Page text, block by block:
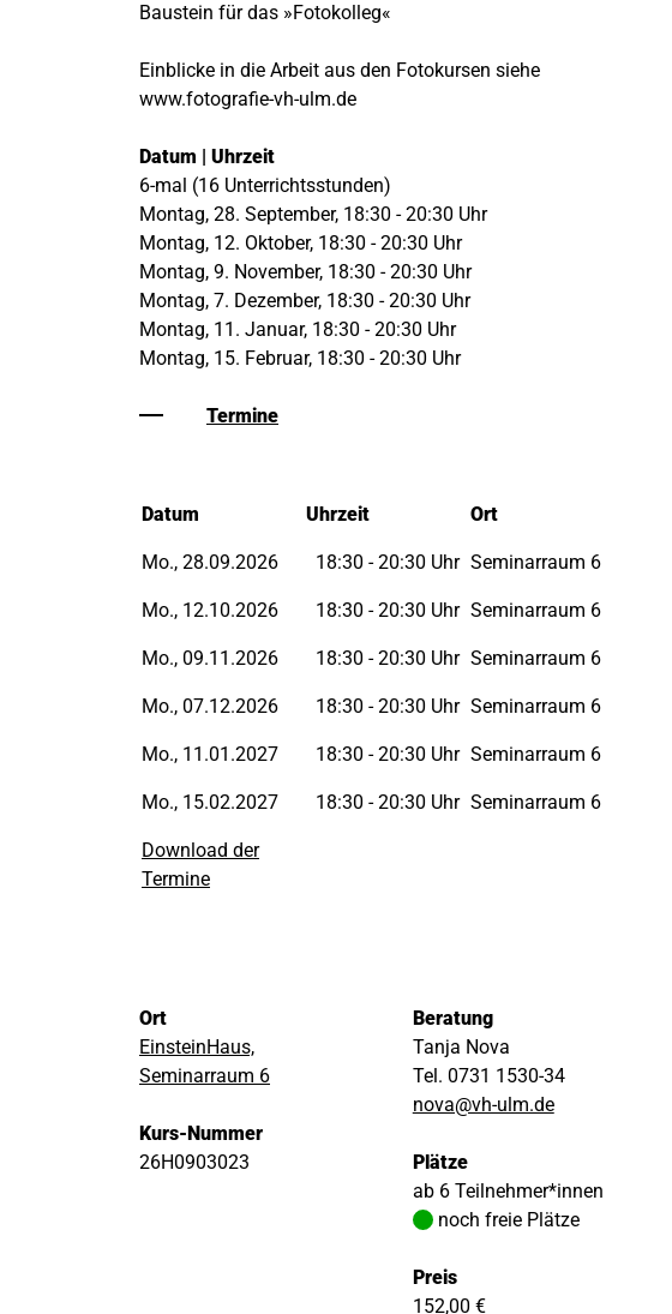
Baustein für das »Fotokolleg«
Einblicke in die Arbeit aus den Fotokursen siehe
www.fotografie-vh-ulm.de
Datum | Uhrzeit
6-mal (16 Unterrichtsstunden)
Montag, 28. September, 18:30 - 20:30 Uhr
Montag, 12. Oktober, 18:30 - 20:30 Uhr
Montag, 9. November, 18:30 - 20:30 Uhr
Montag, 7. Dezember, 18:30 - 20:30 Uhr
Montag, 11. Januar, 18:30 - 20:30 Uhr
Montag, 15. Februar, 18:30 - 20:30 Uhr
Termine
Datum Uhrzeit Ort
Mo., 28.09.2026 18:30 - 20:30 Uhr Seminarraum 6
Mo., 12.10.2026 18:30 - 20:30 Uhr Seminarraum 6
Mo., 09.11.2026 18:30 - 20:30 Uhr Seminarraum 6
Mo., 07.12.2026 18:30 - 20:30 Uhr Seminarraum 6
Mo., 11.01.2027 18:30 - 20:30 Uhr Seminarraum 6
Mo., 15.02.2027 18:30 - 20:30 Uhr Seminarraum 6
Download der
Termine
Ort
EinsteinHaus,
Seminarraum 6
Kurs-Nummer
26H0903023
Beratung
Tanja Nova
Tel. 0731 1530-34
nova@vh-ulm.de
Plätze
ab 6 Teilnehmer*innen
noch freie Plätze
Preis
152,00 €